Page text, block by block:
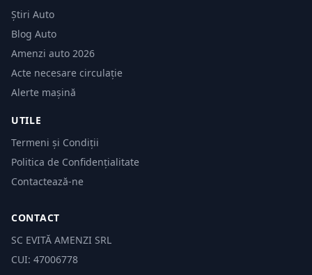
Știri Auto
Blog Auto
Amenzi auto 2026
Acte necesare circulație
Alerte mașină
UTILE
Termeni și Condiții
Politica de Confidențialitate
Contactează-ne
CONTACT
SC EVITĂ AMENZI SRL
CUI: 47006778